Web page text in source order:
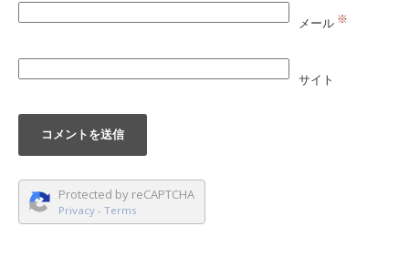
メール ※
サイト
Protected by reCAPTCHA
Privacy - Terms